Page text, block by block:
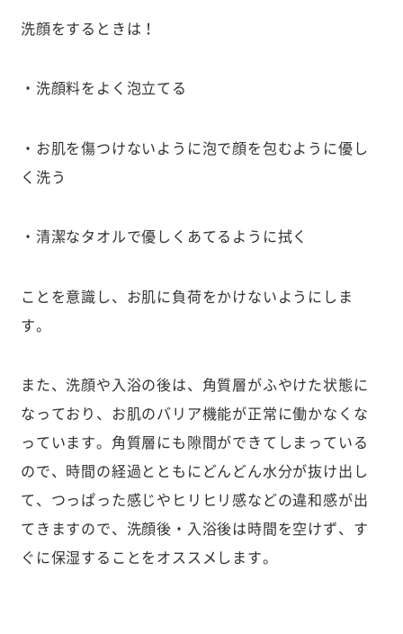
洗顔をするときは！
・洗顔料をよく泡立てる
・お肌を傷つけないように泡で顔を包むように優し
く洗う
・清潔なタオルで優しくあてるように拭く
ことを意識し、お肌に負荷をかけないようにしま
す。
また、洗顔や入浴の後は、角質層がふやけた状態に
なっており、お肌のバリア機能が正常に働かなくな
っています。角質層にも隙間ができてしまっている
ので、時間の経過とともにどんどん水分が抜け出し
て、つっぱった感じやヒリヒリ感などの違和感が出
てきますので、洗顔後・入浴後は時間を空けず、す
ぐに保湿することをオススメします。